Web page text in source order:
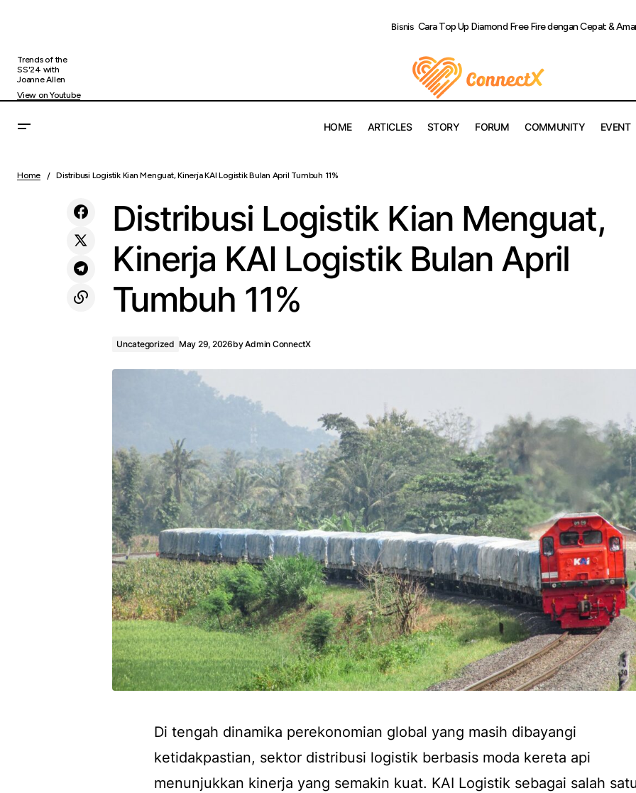
Bisnis Cara Top Up Diamond Free Fire dengan Cepat &
Trends of the
SS'24 with
Joanne Allen
View on Youtube
HOME ARTICLES STORY FORUM COMMUNITY EVENT
Bagaimana Cara Menjaga Keuangan Tetap
Uncategorized Distribusi Logistik Kian Menguat, Kinerja KAI Logistik Bulan
Home Distribusi Logistik Kian Menguat, Kinerja KAI Logistik Bulan April Tumbuh 11%
Distribusi Logistik Kian Menguat,
Kinerja KAI Logistik Bulan April
Tumbuh 11%
Uncategorized May 29, 2026byAdmin ConnectX
Di tengah dinamika perekonomian global yang masih dibayangi
ketidakpastian, sektor distribusi logistik berbasis moda kereta api
menunjukkan kinerja yang semakin kuat. KAI Logistik sebagai salah